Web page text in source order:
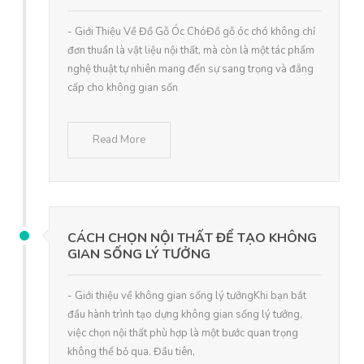
- Giới Thiệu Về Đồ Gỗ Óc ChóĐồ gỗ óc chó không chỉ
đơn thuần là vật liệu nội thất, mà còn là một tác phẩm
nghệ thuật tự nhiên mang đến sự sang trọng và đẳng
cấp cho không gian sốn
Read More
CÁCH CHỌN NỘI THẤT ĐỂ TẠO KHÔNG
GIAN SỐNG LÝ TƯỞNG
- Giới thiệu về không gian sống lý tưởngKhi bạn bắt
đầu hành trình tạo dựng không gian sống lý tưởng,
việc chọn nội thất phù hợp là một bước quan trọng
không thể bỏ qua. Đầu tiên,